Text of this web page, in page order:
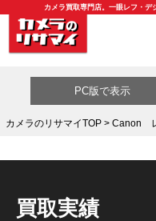
カメラ買取専門店。一眼レフ・デ
買取カテゴリ一覧
PC版で表示
カメラのリサマイTOP> Canon
買取実績